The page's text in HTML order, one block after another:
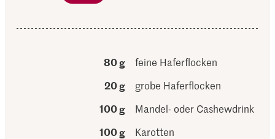
80 g
feine Haferflocken
20 g
grobe Haferflocken
100 g
Mandel- oder Cashewdrink
100 g
Karotten